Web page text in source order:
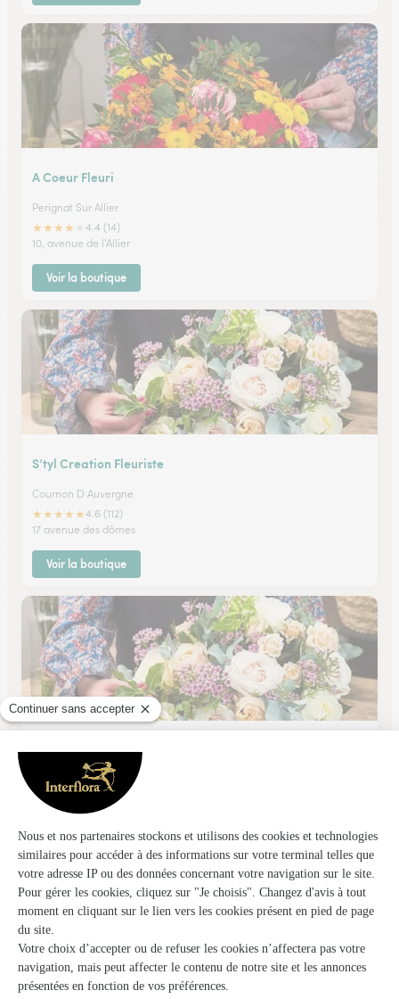
A Coeur Fleuri
Perignat Sur Allier
★★★★
4.4 (14)
10, avenue de l'Allier
Voir la boutique
S’tyl Creation Fleuriste
Cournon D Auvergne
★★★★★4.6 (112)
17 avenue des dômes
Voir la boutique
Passion Fleurs
Cournon D'auvergne
★★
4.9 (75)
1, rue Gustave Eiffel
Voir la boutique